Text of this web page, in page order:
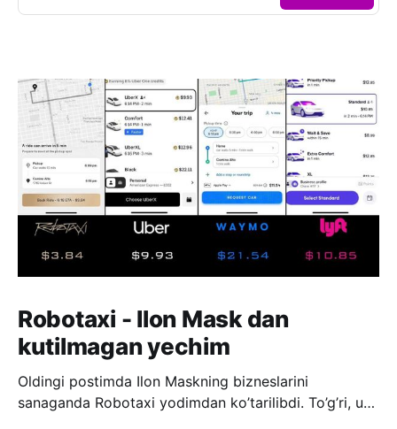
Robotaxi - Ilon Mask dan
kutilmagan yechim
Oldingi postimda Ilon Maskning bizneslarini
sanaganda Robotaxi yodimdan ko’tarilibdi. To’g’ri, u